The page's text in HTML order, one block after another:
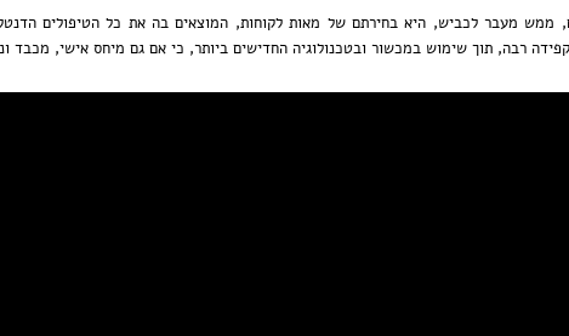
ממש מעבר לכביש, היא בחירתם של מאות לקוחות, המוצאים בה את כל הטיפולים
רבה, תוך שימוש במכשור ובטכנולוגיה החדישים ביותר, כי אם גם מיחס אישי, מכבד